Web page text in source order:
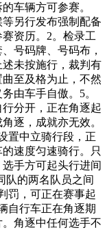
车辆方可参赛。
另行发布强制配备
资历。2。检录工
号码牌、号码布，
未按施行，裁判有
至及格为止，不然
由车手自傲。5。
分开，正在角逐起
逐，成就亦无效。
置中立骑行段，正
速度匀速骑行。只
手方可起头行进间
队的两名队员之间
罚，可正在赛事起
自行车正在角逐期
角逐中任何选手不